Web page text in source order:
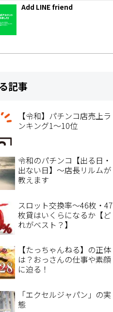
Add LINE friend
記事
【令和】パチンコ店売上ラ
ンキング1～10位
令和のパチンコ【出る日・
出ない日】～店長リルムが
教えます
スロット交換率～46枚・47
枚貸はいくらになるか【ど
れがベスト？】
【たっちゃんねる】の正体
は？おっさんの仕事や素顔
に迫る！
「エクセルジャパン」の実
態